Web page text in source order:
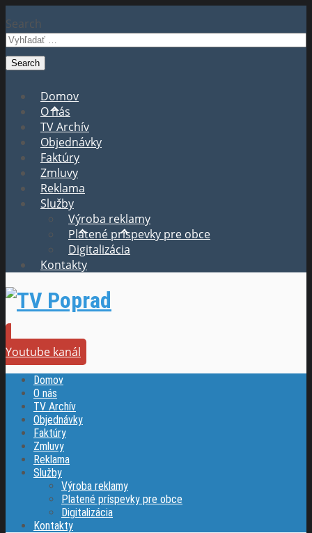
Search
Domov
O nás
TV Archív
Objednávky
Faktúry
Zmluvy
Reklama
Služby
Výroba reklamy
Platené príspevky pre obce
Digitalizácia
Kontakty
Youtube kanál
Domov
O nás
TV Archív
Objednávky
Faktúry
Zmluvy
Reklama
Služby
Výroba reklamy
Platené príspevky pre obce
Digitalizácia
Kontakty